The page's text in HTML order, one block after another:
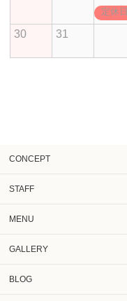
定休日
30 31
CONCEPT
STAFF
MENU
GALLERY
BLOG